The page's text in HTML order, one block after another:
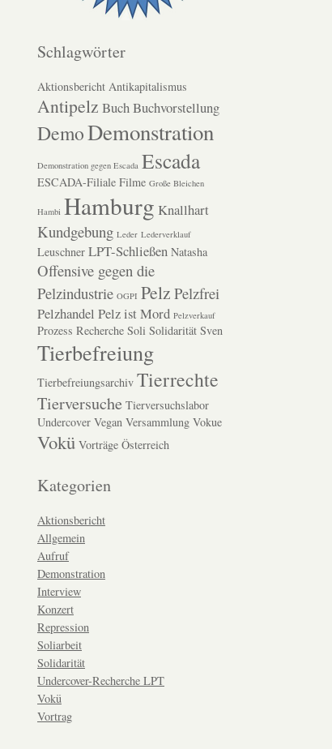
Schlagwörter
Aktionsbericht Antikapitalismus
Antipelz BuchBuchvorstellung
DemoDemonstration
Demonstration gegen Escada Escada
ESCADA-Filiale Filme Große Bleichen
Hambi Hamburg Knallhart
Kundgebung Leder Lederverklauf
Leuschner LPT-Schließen Natasha
Offensive gegen die
Pelzindustrie OGPI Pelz Pelzfrei
Pelzhandel Pelz ist Mord Pelzverkauf
Prozess Recherche Soli Solidarität Sven
Tierbefreiung
Tierbefreiungsarchiv Tierrechte
Tierversuche Tierversuchslabor
Undercover Vegan Versammlung Vokue
Vokü Vorträge Österreich
Kategorien
Aktionsbericht
Allgemein
Aufruf
Demonstration
Interview
Konzert
Repression
Soliarbeit
Solidarität
Undercover-Recherche LPT
Vokü
Vortrag